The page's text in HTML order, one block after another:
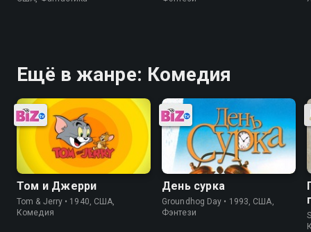
Ещё в жанре: Комедия
Том и Джерри
Tom & Jerry • 1940, США,
Комедия
День сурка
Groundhog Day • 1993, США,
Фэнтези